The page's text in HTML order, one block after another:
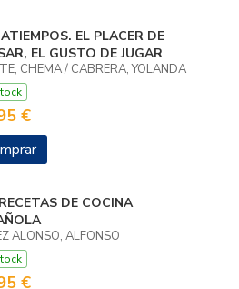
EL PLACER DE
EL GUSTO DE JUGAR
CHEMA / CABRERA, YOLANDA
€
DE COCINA
ALONSO, ALFONSO
€